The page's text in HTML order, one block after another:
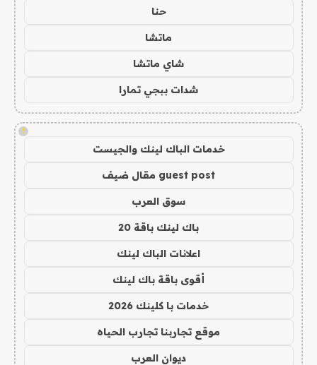
حنا
ماتشا
شاي ماتشا
شدات ببجي تمارا
!
خدمات الباك لينك والجيست
guest post مقال ضيف
سوق العرب
باك لينك باقة 20
اعلانات الباك لينك
أقوى باقة باك لينك
خدمات با كلينك 2026
موقع تجاربنا تجارب الحياه
ديوان العرب